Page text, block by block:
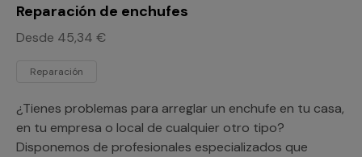
Reparación de enchufes
Desde 45,34 €
Reparación
¿Tienes problemas para arreglar un enchufe en tu casa,
en tu empresa o local de cualquier otro tipo?
Disponemos de profesionales especializados que